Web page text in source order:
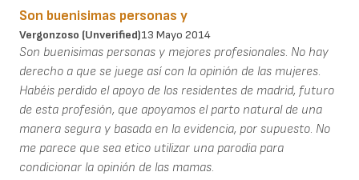
Son buenisimas personas y
Vergonzoso (unverified)13 Mayo 2014
Son buenisimas personas y mejores profesionales. No hay
derecho a que se juege así con la opinión de las mujeres.
Habéis perdido el apoyo de los residentes de madrid, futuro
de esta profesión, que apoyamos el parto natural de una
manera segura y basada en la evidencia, por supuesto. No
me parece que sea etico utilizar una parodia para
condicionar la opinión de las mamas.